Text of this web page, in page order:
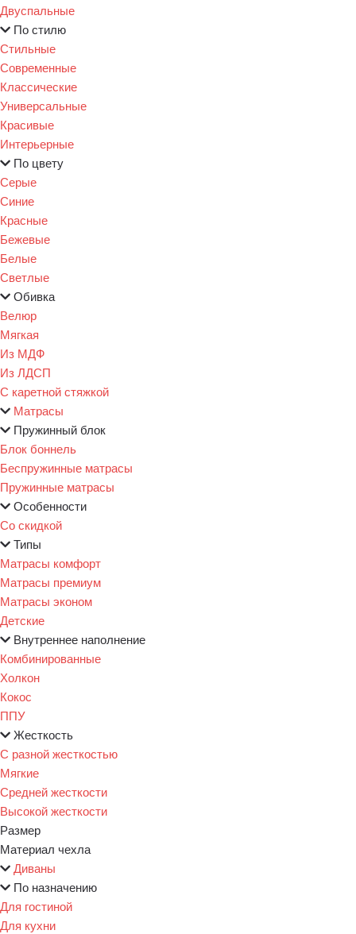
Двуспальные
По стилю
Стильные
Современные
Классические
Универсальные
Красивые
Интерьерные
По цвету
Серые
Синие
Красные
Бежевые
Белые
Светлые
Обивка
Велюр
Мягкая
Из МДФ
Из ЛДСП
С каретной стяжкой
Матрасы
Пружинный блок
Блок боннель
Беспружинные матрасы
Пружинные матрасы
Особенности
Со скидкой
Типы
Матрасы комфорт
Матрасы премиум
Матрасы эконом
Детские
Внутреннее наполнение
Комбинированные
Холкон
Кокос
ППУ
Жесткость
С разной жесткостью
Мягкие
Средней жесткости
Высокой жесткости
Размер
Материал чехла
Диваны
По назначению
Для гостиной
Для кухни